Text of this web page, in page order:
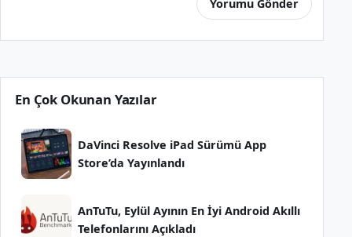
En Çok Okunan Yazılar
DaVinci Resolve iPad Sürümü App
Store’da Yayınlandı
AnTuTu, Eylül Ayının En İyi Android Akıllı
Telefonlarını Açıkladı